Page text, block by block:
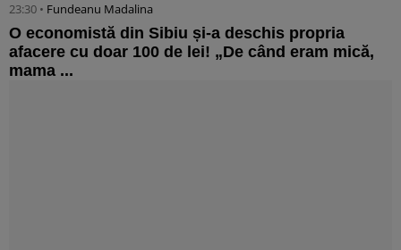
23:30 • Fundeanu Madalina
O economistă din Sibiu și-a deschis propria
afacere cu doar 100 de lei! „De când eram mică,
mama ...